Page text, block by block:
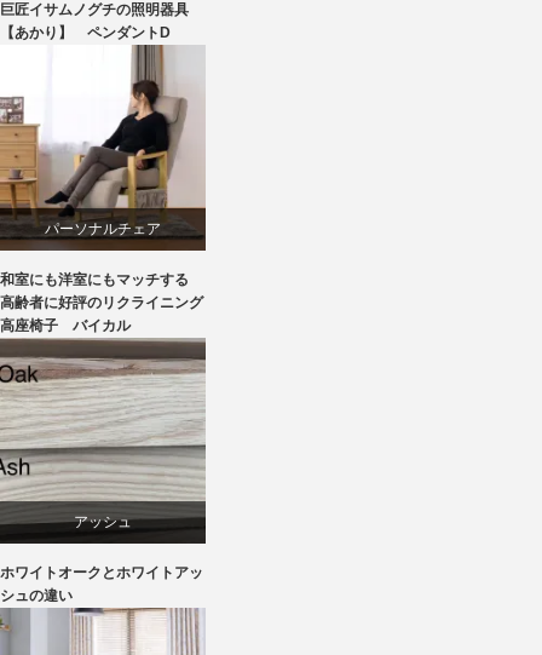
照明器具
巨匠イサムノグチの照明器具
【あかり】 ペンダントD
パーソナルチェア
ラバー
リクライニングチェア
椅子
和室にも洋室にもマッチする
高齢者に好評のリクライニング
高座椅子 バイカル
アッシュ
ホワイトオークとホワイトアッ
シュの違い